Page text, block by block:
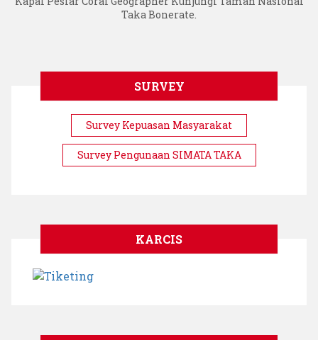
Taka Bonerate.
SURVEY
Survey Kepuasan Masyarakat
Survey Pengunaan SIMATA TAKA
KARCIS